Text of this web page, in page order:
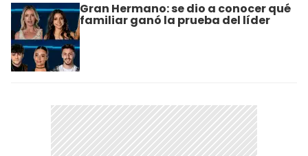
Gran Hermano: se dio a conocer qué
familiar ganó la prueba del líder